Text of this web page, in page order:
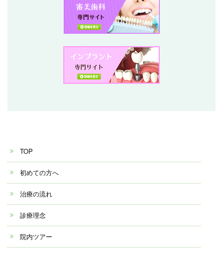
TOP
初めての方へ
治療の流れ
診療理念
院内ツアー